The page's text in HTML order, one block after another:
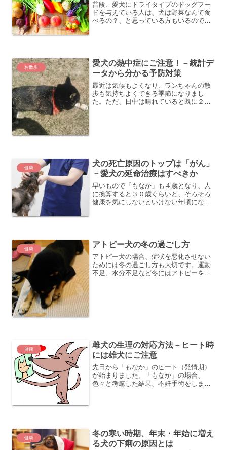
普段、愛犬にドライタイプのドッグフー
ドを与えている人は、犬は野菜なんて食
べるの？、と思っている方もいるのでは
お散歩
愛犬の熱中症にご注意！－統計デ
ータから分かる予防対策
最近は気候もよくなり、ワンちゃんの散
歩も気持ちよくできる季節になりまし
た。ただ、日中は晴れていると既に２
健康
犬の死亡原因のトップは「がん」
－愛犬の延命治療はすべきか
早いもので「もなか」も４歳となり、人
に換算すると３０歳ぐらいと、そろそろ
健康を気にしないといけない年頃になっ
健康 アトピー犬の冬の過ごし方
アトピー犬の場合、症状を悪化させない
ためには冬の過ごし方も大切です。運動
不足、水分不足など冬にはアトピーを悪
健康
雌犬の生理の対応方法－ヒート時
には雄犬にご注意
先日から「もなか」のヒート（発情期）
が始まりました。「もなか」の場合、
色々と考慮した結果、不妊手術をしませ
健康
冬の寒い時期、年末・年始に増え
る犬の下痢の原因とは